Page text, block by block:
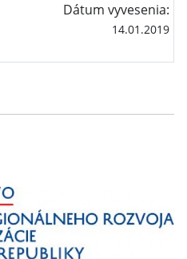
Dátum vyvesenia:
14.01.2019